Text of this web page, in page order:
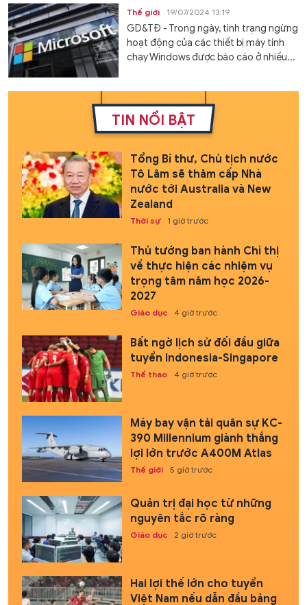
Thế giới 19/07/2024 13:19
GD&TĐ - Trong ngày, tình trạng ngừng
hoạt động của các thiết bị máy tính
chạy Windows được báo cáo ở nhiều...
TIN NỔI BẬT
Tổng Bí thư, Chủ tịch nước
Tô Lâm sẽ thăm cấp Nhà
nước tới Australia và New
Zealand
Thời sự 1 giờ trước
Thủ tướng ban hành Chỉ thị
về thực hiện các nhiệm vụ
trọng tâm năm học 2026-
2027
Giáo dục 4 giờ trước
Bất ngờ lịch sử đối đầu giữa
tuyển Indonesia-Singapore
Thể thao 4 giờ trước
Máy bay vận tải quân sự KC-
390 Millennium giành thắng
lợi lớn trước A400M Atlas
Thế giới 5 giờ trước
Quản trị đại học từ những
nguyên tắc rõ ràng
Giáo dục 2 giờ trước
Hai lợi thế lớn cho tuyển
Việt Nam nếu dẫn đầu bảng